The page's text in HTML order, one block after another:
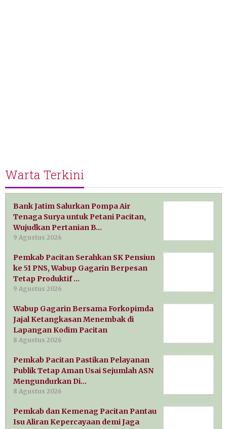
Warta Terkini
Bank Jatim Salurkan Pompa Air
Tenaga Surya untuk Petani Pacitan,
Wujudkan Pertanian B…
9 Agustus 2026
Pemkab Pacitan Serahkan SK Pensiun
ke 51 PNS, Wabup Gagarin Berpesan
Tetap Produktif …
9 Agustus 2026
Wabup Gagarin Bersama Forkopimda
Jajal Ketangkasan Menembak di
Lapangan Kodim Pacitan
8 Agustus 2026
Pemkab Pacitan Pastikan Pelayanan
Publik Tetap Aman Usai Sejumlah ASN
Mengundurkan Di…
8 Agustus 2026
Pemkab dan Kemenag Pacitan Pantau
Isu Aliran Kepercayaan demi Jaga